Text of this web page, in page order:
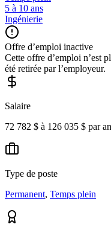
5 à 10 ans
Ingénierie
Offre d’emploi inactive
Cette offre d’emploi n’est
été retirée par l’employeur.
Salaire
72 782 $ à 126 035 $ par an
Type de poste
Permanent, Temps plein